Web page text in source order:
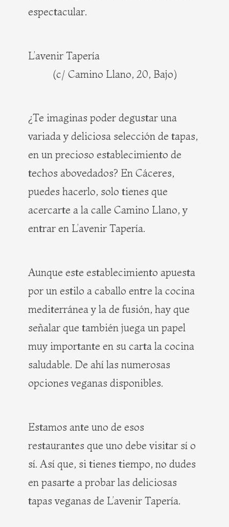
espectacular.
L’avenir Tapería
(c/ Camino Llano, 20, Bajo)
¿Te imaginas poder degustar una
variada y deliciosa selección de tapas,
en un precioso establecimiento de
techos abovedados? En Cáceres,
puedes hacerlo, solo tienes que
acercarte a la calle Camino Llano, y
entrar en L’avenir Tapería.
Aunque este establecimiento apuesta
por un estilo a caballo entre la cocina
mediterránea y la de fusión, hay que
señalar que también juega un papel
muy importante en su carta la cocina
saludable. De ahí las numerosas
opciones veganas disponibles.
Estamos ante uno de esos
restaurantes que uno debe visitar sí o
sí. Así que, si tienes tiempo, no dudes
en pasarte a probar las deliciosas
tapas veganas de L’avenir Tapería.